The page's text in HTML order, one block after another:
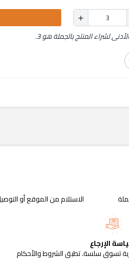
add
لشراء المنتج بالجملة هو 3.
الاستلام من الموقع أو
الإرجاع